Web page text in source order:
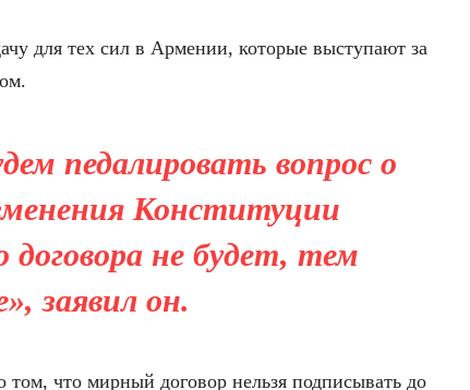
для тех сил в Армении, которые выступают за
педалировать вопрос о
Конституции
договора не будет, тем
заявил он.
том, что мирный договор нельзя подписывать до